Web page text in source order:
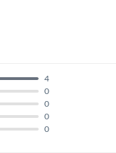
0
0
0
0
4